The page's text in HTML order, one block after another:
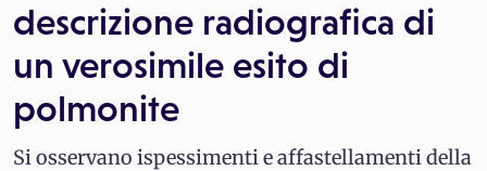
descrizione radiografica di
un verosimile esito di
polmonite
Si osservano ispessimenti e affastellamenti della